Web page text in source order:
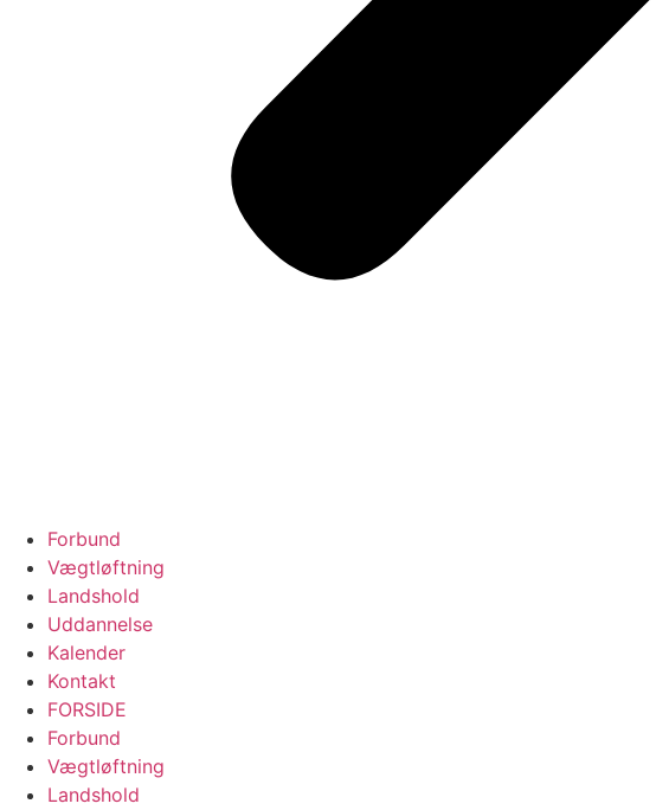
Forbund
Vægtløftning
Landshold
Uddannelse
Kalender
Kontakt
FORSIDE
Forbund
Vægtløftning
Landshold